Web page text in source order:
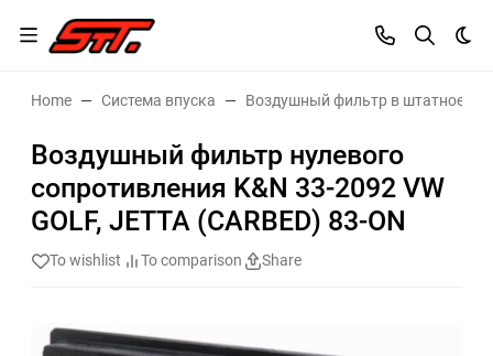
Home Система впуска Воздушный фильтр в штатное
Воздушный фильтр нулевого
сопротивления K&N 33-2092 VW
GOLF, JETTA (CARBED) 83-ON
To wishlist To comparison Share